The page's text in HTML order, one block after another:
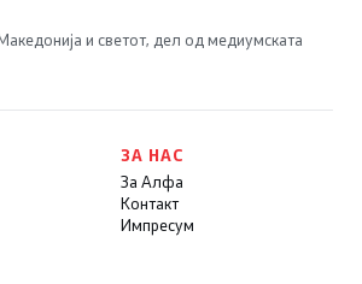
и светот, дел од медиумската
ЗА НАС
За Алфа
Контакт
Импресум